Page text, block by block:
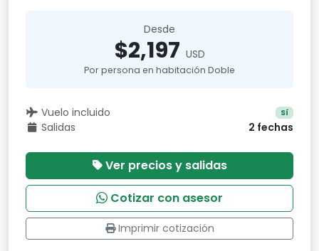
Desde
$2,197 USD
Por persona en habitación Doble
Vuelo incluido Sí
Salidas 2 fechas
Ver precios y salidas
Cotizar con asesor
Imprimir cotización